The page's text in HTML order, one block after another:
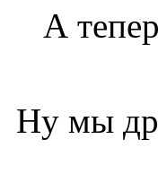
А
Ну мы